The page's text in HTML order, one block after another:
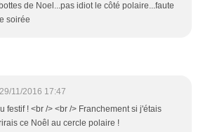
de Noel...pas idiot le côté polaire...faute
soirée
29/11/2016 17:47
festif ! <br /> <br /> Franchement si j'étais
ce Noêl au cercle polaire !